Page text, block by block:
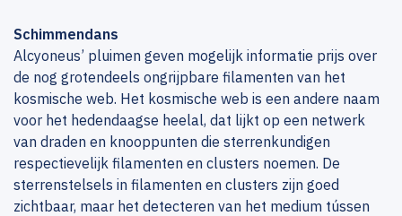
Schimmendans
Alcyoneus’ pluimen geven mogelijk informatie prijs over
de nog grotendeels ongrijpbare filamenten van het
kosmische web. Het kosmische web is een andere naam
voor het hedendaagse heelal, dat lijkt op een netwerk
van draden en knooppunten die sterrenkundigen
respectievelijk filamenten en clusters noemen. De
sterrenstelsels in filamenten en clusters zijn goed
zichtbaar, maar het detecteren van het medium tússen